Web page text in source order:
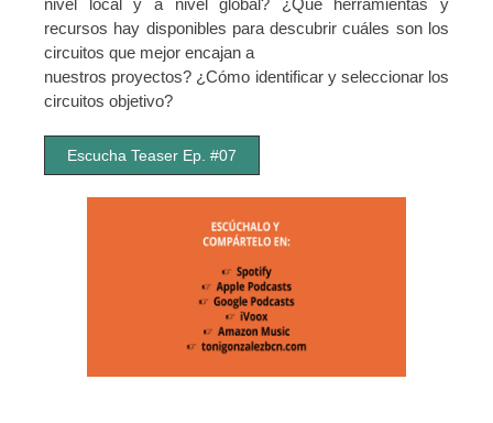
nivel local y a nivel global? ¿Qué herramientas y
recursos hay disponibles para descubrir cuáles son los
circuitos que mejor encajan a
nuestros proyectos? ¿Cómo identificar y seleccionar los
circuitos objetivo?
Escucha Teaser Ep. #07